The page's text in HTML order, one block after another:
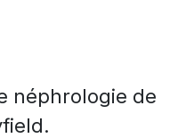
néphrologie de
.